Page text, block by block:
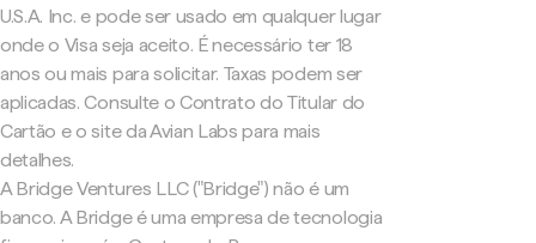
U.S.A. Inc. e pode ser usado em qualquer lugar
onde o Visa seja aceito. É necessário ter 18
anos ou mais para solicitar. Taxas podem ser
aplicadas. Consulte o Contrato do Titular do
Cartão e o site da Avian Labs para mais
detalhes.
A Bridge Ventures LLC ("Bridge") não é um
banco. A Bridge é uma empresa de tecnologia